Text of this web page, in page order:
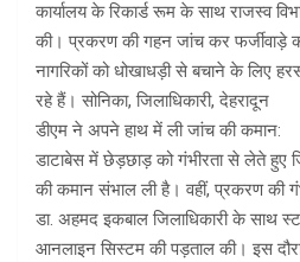
कार्यालय के रिकार्ड रूम के साथ राजस्व
की। प्रकरण की गहन जांच कर फर्जीवाड़े
नागरिकों को धोखाधड़ी से बचाने के लिए
रहे हैं। सोनिका, जिलाधिकारी, देहरादून
डीएम ने अपने हाथ में ली जांच की कमान:
डाटाबेस में छेड़छाड़ को गंभीरता से लेते हुए
की कमान संभाल ली है। वहीं, प्रकरण की
डा. अहमद इकबाल जिलाधिकारी के साथ
आनलाइन सिस्टम की पड़ताल की। इस